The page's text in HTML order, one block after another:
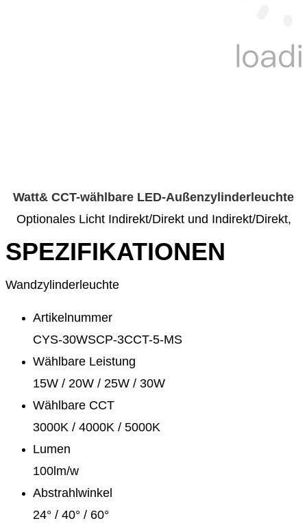
Watt& CCT-wählbare LED-Außenzylinderleuchte
Optionales Licht Indirekt/Direkt und Indirekt/Direkt,
SPEZIFIKATIONEN
Wandzylinderleuchte
Artikelnummer
CYS-30WSCP-3CCT-5-MS
Wählbare Leistung
15W / 20W / 25W / 30W
Wählbare CCT
3000K / 4000K / 5000K
Lumen
100lm/w
Abstrahlwinkel
24° / 40° / 60°